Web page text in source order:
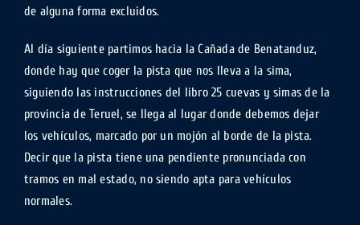
de alguna forma excluidos.
Al día siguiente partimos hacia la Cañada de Benatanduz,
donde hay que coger la pista que nos lleva a la sima,
siguiendo las instrucciones del libro 25 cuevas y simas de la
provincia de Teruel, se llega al lugar donde debemos dejar
los vehículos, marcado por un mojón al borde de la pista.
Decir que la pista tiene una pendiente pronunciada con
tramos en mal estado, no siendo apta para vehículos
normales.